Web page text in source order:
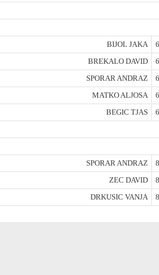
BIJOL JAKA
BREKALO DAVID
SPORAR ANDRAZ
MATKO ALJOSA
BEGIC TJAS
SPORAR ANDRAZ
ZEC DAVID
DRKUSIC VANJA